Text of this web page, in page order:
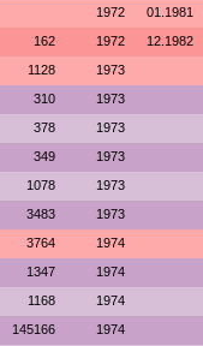
1972 01.1981
162 1972 12.1982
1128 1973
310 1973
378 1973
349 1973
1078 1973
3483 1973
3764 1974
1347 1974
1168 1974
145166 1974